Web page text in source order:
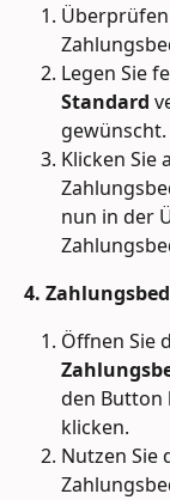
Legen Sie
Standard
gewünscht.
Klicken Sie
nun in der
4.
Öffnen Sie
den Button
klicken.
Nutzen Sie